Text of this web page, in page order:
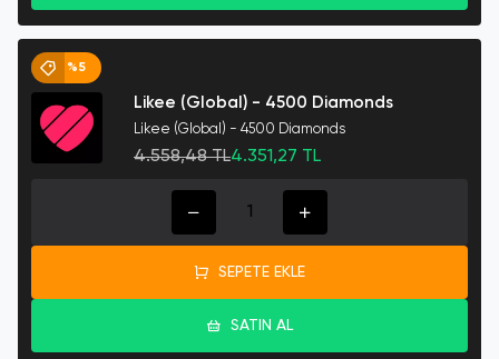
%5
Likee (Global) - 4500 Diamonds
Likee (Global) - 4500 Diamonds
4.558,48 TL4.351,27 TL
SEPETE EKLE
SATIN AL